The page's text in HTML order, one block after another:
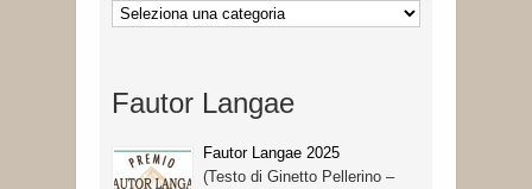
Categorie
Fautor Langae
Fautor Langae 2025
(Testo di Ginetto Pellerino –